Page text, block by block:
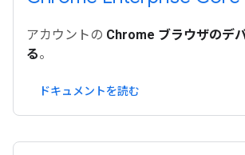
アカウントの Chrome ブラウザのデ
る。
ドキュメントを読む